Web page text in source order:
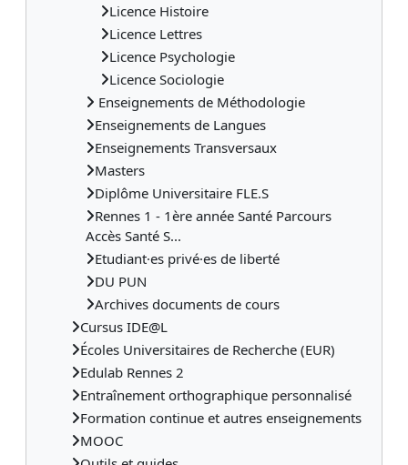
Licence Histoire
Licence Lettres
Licence Psychologie
Licence Sociologie
Enseignements de Méthodologie
Enseignements de Langues
Enseignements Transversaux
Masters
Diplôme Universitaire FLE.S
Rennes 1 - 1ère année Santé Parcours
Accès Santé S...
Etudiant·es privé·es de liberté
DU PUN
Archives documents de cours
Cursus IDE@L
Écoles Universitaires de Recherche (EUR)
Edulab Rennes 2
Entraînement orthographique personnalisé
Formation continue et autres enseignements
MOOC